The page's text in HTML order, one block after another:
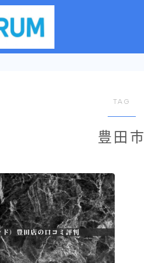
TAG
豊田市